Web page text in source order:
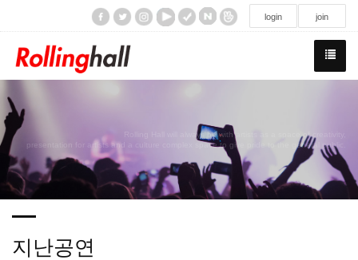
login join
Rolling Hall will always be with artists as a space of creativity,
presentation for artists and a culture complex space to give pride to the general public.
지난공연